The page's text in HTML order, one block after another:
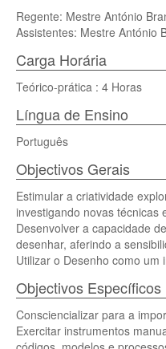
Regente: Mestre António
Assistentes: Mestre António
Carga Horária
Teórico-prática : 4 Horas
Língua de Ensino
Português
Objectivos Gerais
Estimular a criatividade
investigando novas técnicas
Desenvolver a capacidade
desenhar, aferindo a
Utilizar o Desenho como
Objectivos Específicos
Consciencializar para a
Exercitar instrumentos